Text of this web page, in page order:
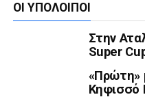
ΟΙ ΥΠΌΛΟΙΠΟΙ
Στην
Super
«Πρώτη»
Κηφισσό